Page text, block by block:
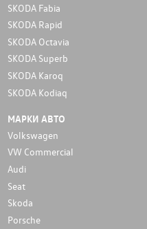
SKODA Fabia
SKODA Rapid
SKODA Octavia
SKODA Superb
SKODA Karoq
SKODA Kodiaq
МАРКИ АВТО
Volkswagen
VW Commercial
Audi
Seat
Skoda
Porsche